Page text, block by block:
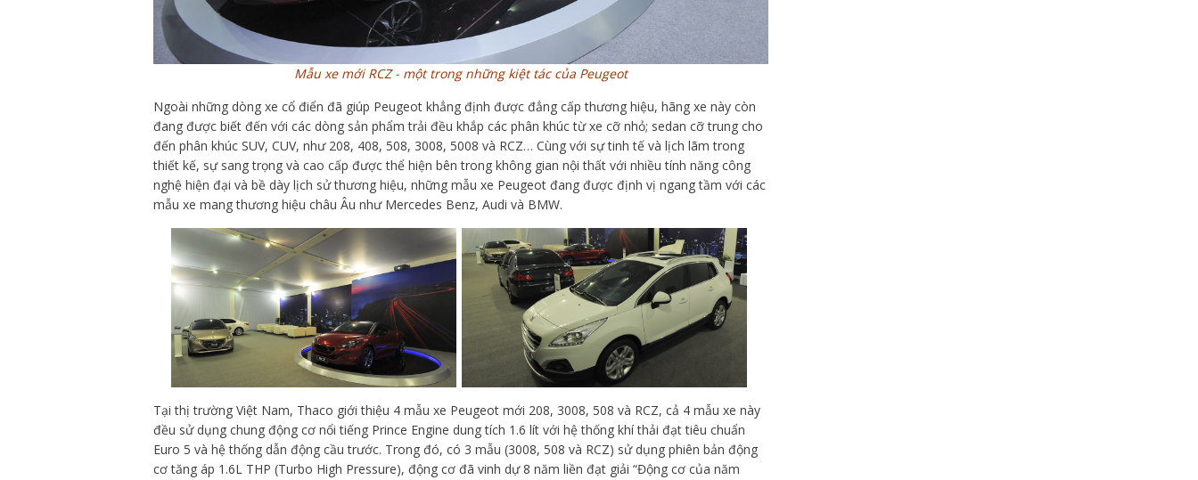
Mẫu xe mới RCZ - một trong những kiệt tác của Peugeot
Ngoài những dòng xe cổ điển đã giúp Peugeot khẳng định được đẳng cấp thương hiệu, hãng xe này còn
đang được biết đến với các dòng sản phẩm trải đều khắp các phân khúc từ xe cỡ nhỏ; sedan cỡ trung cho
đến phân khúc SUV, CUV, như 208, 408, 508, 3008, 5008 và RCZ… Cùng với sự tinh tế và lịch lãm trong
thiết kế, sự sang trọng và cao cấp được thể hiện bên trong không gian nội thất với nhiều tính năng công
nghệ hiện đại và bề dày lịch sử thương hiệu, những mẫu xe Peugeot đang được định vị ngang tầm với các
mẫu xe mang thương hiệu châu Âu như Mercedes Benz, Audi và BMW.
Tại thị trường Việt Nam, Thaco giới thiệu 4 mẫu xe Peugeot mới 208, 3008, 508 và RCZ, cả 4 mẫu xe này
đều sử dụng chung động cơ nổi tiếng Prince Engine dung tích 1.6 lít với hệ thống khí thải đạt tiêu chuẩn
Euro 5 và hệ thống dẫn động cầu trước. Trong đó, có 3 mẫu (3008, 508 và RCZ) sử dụng phiên bản động
cơ tăng áp 1.6L THP (Turbo High Pressure), động cơ đã vinh dự 8 năm liền đạt giải “Động cơ của năm